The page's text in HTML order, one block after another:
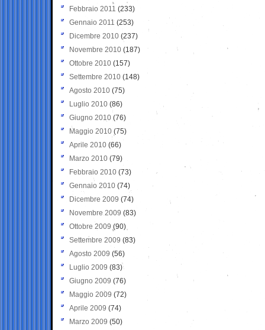
Febbraio 2011 (233)
Gennaio 2011 (253)
Dicembre 2010 (237)
Novembre 2010 (187)
Ottobre 2010 (157)
Settembre 2010 (148)
Agosto 2010 (75)
Luglio 2010 (86)
Giugno 2010 (76)
Maggio 2010 (75)
Aprile 2010 (66)
Marzo 2010 (79)
Febbraio 2010 (73)
Gennaio 2010 (74)
Dicembre 2009 (74)
Novembre 2009 (83)
Ottobre 2009 (90)
Settembre 2009 (83)
Agosto 2009 (56)
Luglio 2009 (83)
Giugno 2009 (76)
Maggio 2009 (72)
Aprile 2009 (74)
Marzo 2009 (50)